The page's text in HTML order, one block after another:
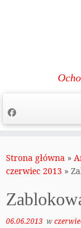
do
treści
Strona główna »
czerwiec 2013 »
06.06.2013 w